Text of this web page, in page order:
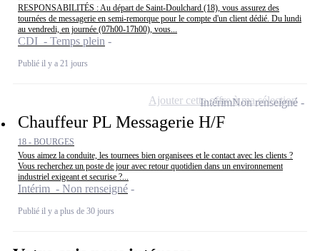
RESPONSABILITÉS : Au départ de Saint-Doulchard (18), vous assurez des
tournées de messagerie en semi-remorque pour le compte d'un client dédié. Du lundi
au vendredi, en journée (07h00-17h00), vous...
CDI - Temps plein
Publié il y a 21 jours
Chauffeur PL Messagerie H/F
18 - BOURGES
Vous aimez la conduite, les tournees bien organisees et le contact avec les clients ?
Vous recherchez un poste de jour avec retour quotidien dans un environnement
industriel exigeant et securise ?...
Intérim - Non renseigné
Publié il y a plus de 30 jours
IntérimNon renseigné
Ajouter cette offre à ma sélection